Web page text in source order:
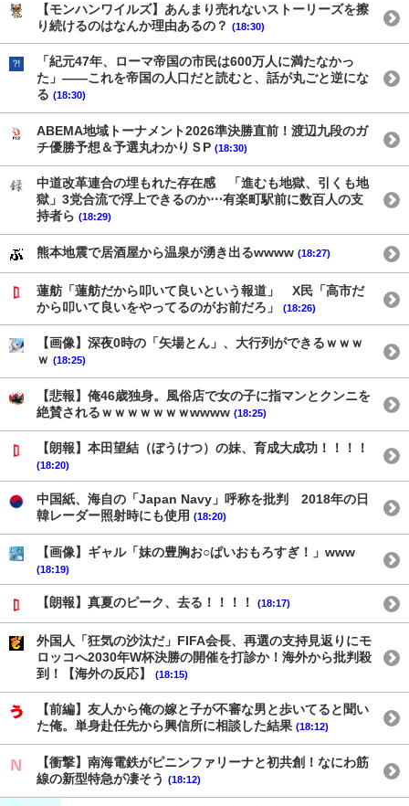
【モンハンワイルズ】あんまり売れないストーリーズを擦
り続けるのはなんか理由あるの？ (18:30)
「紀元47年、ローマ帝国の市民は600万人に満たなかっ
た」——これを帝国の人口だと読むと、話が丸ごと逆にな
る (18:30)
ABEMA地域トーナメント2026準決勝直前！渡辺九段のガ
チ優勝予想＆予選丸わかりＳP (18:30)
中道改革連合の埋もれた存在感 「進むも地獄、引くも地
獄」3党合流で浮上できるのか⋯有楽町駅前に数百人の支
持者ら (18:29)
熊本地震で居酒屋から温泉が湧き出るwwww (18:27)
蓮舫「蓮舫だから叩いて良いという報道」 X民「高市だ
から叩いて良いをやってるのがお前だろ」
(18:26)
【画像】深夜0時の「矢場とん」、大行列ができるｗｗｗ
ｗ (18:25)
【悲報】俺46歳独身。風俗店で女の子に指マンとクンニを
絶賛されるｗｗｗｗｗｗｗwwww (18:25)
【朗報】本田望結（ぼうけつ）の妹、育成大成功！！！！
(18:20)
中国紙、海自の「Japan Navy」呼称を批判 2018年の日
韓レーダー照射時にも使用 (18:20)
【画像】ギャル「妹の豊胸お○ぱいおもろすぎ！」www
(18:19)
【朗報】真夏のピーク、去る！！！！ (18:17)
外国人「狂気の沙汰だ」FIFA会長、再選の支持見返りにモ
ロッコへ2030年W杯決勝の開催を打診か！海外から批判殺
到！【海外の反応】
(18:15)
【前編】友人から俺の嫁と子が不審な男と歩いてると聞い
た俺。単身赴任先から興信所に相談した結果 (18:12)
【衝撃】南海電鉄がピニンファリーナと初共創！なにわ筋
線の新型特急が凄そう (18:12)